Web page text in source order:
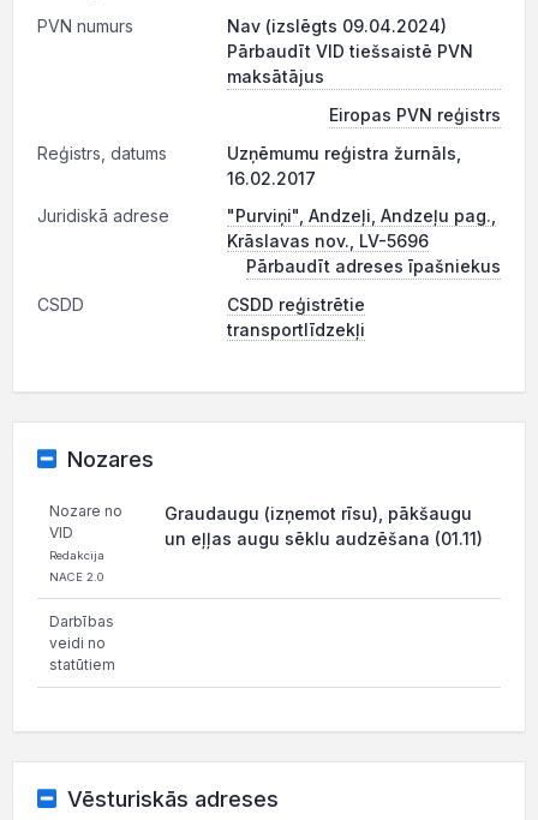
PVN numurs
Nav (izslēgts 09.04.2024)
Pārbaudīt VID tiešsaistē PVN
maksātājus
Eiropas PVN reģistrs
Reģistrs, datums
Uzņēmumu reģistra žurnāls,
16.02.2017
Juridiskā adrese
"Purviņi", Andzeļi, Andzeļu pag.,
Krāslavas nov., LV-5696
Pārbaudīt adreses īpašniekus
CSDD
CSDD reģistrētie
transportlīdzekļi
Nozares
Nozare no
VID
Redakcija
NACE 2.0
Graudaugu (izņemot rīsu), pākšaugu
un eļļas augu sēklu audzēšana (01.11)
Darbības
veidi no
statūtiem
Vēsturiskās adreses